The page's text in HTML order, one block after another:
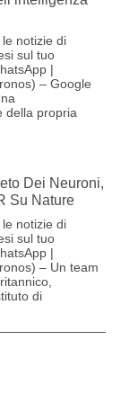
notizie di
sul tuo
|
– Google
della propria
Dei Neuroni,
Su Nature
notizie di
sul tuo
|
– Un team
di